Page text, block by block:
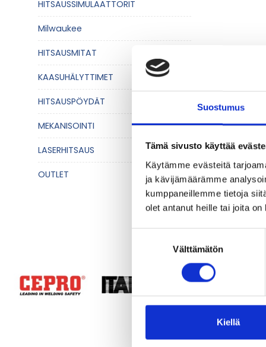
Suostumus
Tämä sivusto käyttää
Käytämme evästeitä
ja kävijämäärämme
kumppaneillemme tietoja
olet antanut heille tai joita
Välttämätön
Kiellä
HITSAUSSIMULAATTORIT
Milwaukee
HITSAUSMITAT
KAASUHÄLYTTIMET
HITSAUSPÖYDÄT
MEKANISOINTI
LASERHITSAUS
OUTLET
Missä
Voiko
Kyllä.
Kuinka
hyvän